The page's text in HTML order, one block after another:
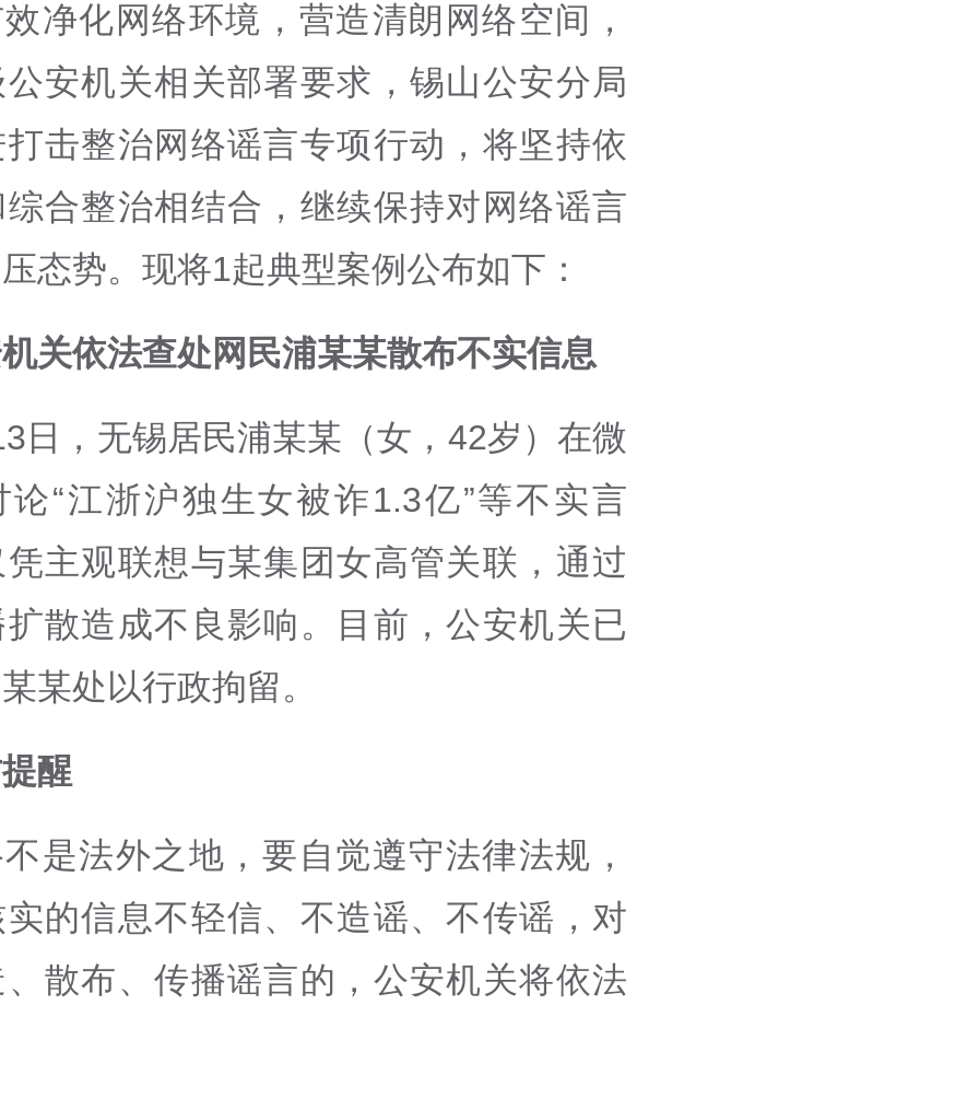
净化网络环境，营造清朗网络空间，
安机关相关部署要求，锡山公安分局
击整治网络谣言专项行动，将坚持依
合整治相结合，继续保持对网络谣言
态势。现将1起典型案例公布如下：
关依法查处网民浦某某散布不实信息
日，无锡居民浦某某（女，42岁）在微
论“江浙沪独生女被诈1.3亿”等不实言
主观联想与某集团女高管关联，通过
散造成不良影响。目前，公安机关已
某处以行政拘留。
醒
是法外之地，要自觉遵守法律法规，
的信息不轻信、不造谣、不传谣，对
散布、传播谣言的，公安机关将依法